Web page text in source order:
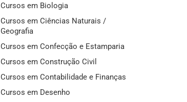
Cursos em Biologia
Cursos em Ciências Naturais /
Geografia
Cursos em Confecção e Estamparia
Cursos em Construção Civil
Cursos em Contabilidade e Finanças
Cursos em Desenho